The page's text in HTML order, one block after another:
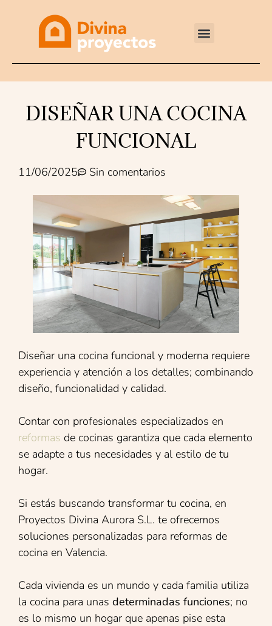
DISEÑAR UNA COCINA
FUNCIONAL
11/06/2025 Sin comentarios
Diseñar una cocina funcional y moderna requiere
experiencia y atención a los detalles; combinando
diseño, funcionalidad y calidad.
Contar con profesionales especializados en
reformas de cocinas garantiza que cada elemento
se adapte a tus necesidades y al estilo de tu
hogar.
Si estás buscando transformar tu cocina, en
Proyectos Divina Aurora S.L. te ofrecemos
soluciones personalizadas para reformas de
cocina en Valencia.
Cada vivienda es un mundo y cada familia utiliza
la cocina para unas determinadas funciones; no
es lo mismo un hogar que apenas pise esta